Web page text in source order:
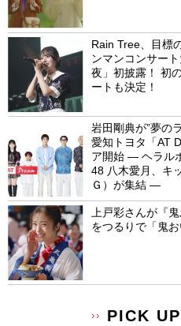
Rain Tree、目標
ンマンコンサー
夜」初披露！ 初
ートも決定！
岩田剛典が”夢の
愛知トヨタ「AT
ア開始 ― ヘラル
48 八木愛月、キ
Ｇ）が集結 ―
上戸彩さんが『
をつるりで「鬼お
PICK